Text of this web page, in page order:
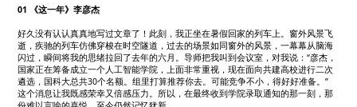
01 《这一年》李彦杰
好久没有认认真真地写过文章了！此刻，我正坐在暑假回家的列车上。窗外风景飞
逝，疾驰的列车仿佛穿梭在时空隧道，过去的场景如同窗外的风景，一幕幕从脑海
闪过，瞬间将我的思绪拉回了去年的六月。导师把我叫到会议室，对我说：“彦杰，
国家正在筹备成立一个人工智能学院，上面非常重视，现在面向共建高校进行二次
遴选，国科大总共30个名额。组里打算推荐你去。可能竞争不小，得好好准备。”
这个消息让我既感荣幸又倍感压力。所以，在最终收到学院录取通知的那一刻，那